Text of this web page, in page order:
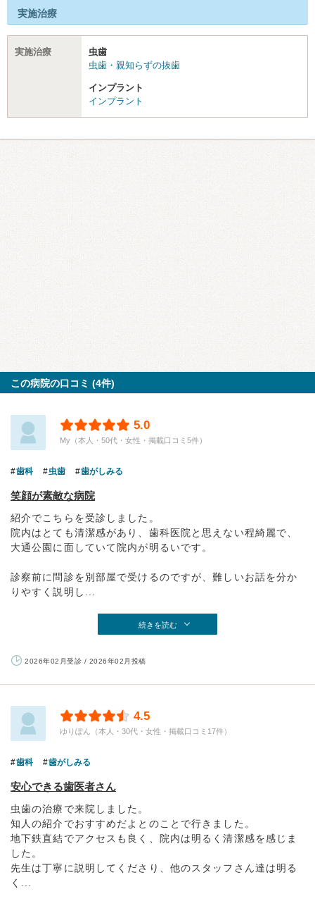
実施治療
実施治療
虫歯
虫歯・親知らずの抜歯
インプラント
インプラント
この病院の口コミ (4件)
5.0
My（本人・50代・女性・掲載口コミ5件）
歯科 虫歯 歯がしみる
笑顔が素敵な病院
紹介でこちらを受診しました。
院内はとても清潔感があり、歯科医院と思えない程綺麗で、
大通公園に面していて院内が明るいです。
診察前に問診を別部屋で受けるのですが、難しいお話を分か
りやすく説明し...
続きを読む
2026年02月受診 / 2026年02月投稿
4.5
ゆりぽん（本人・30代・女性・掲載口コミ17件）
歯科 歯がしみる
安心できる歯医者さん
虫歯の治療で来院しました。
知人の紹介でおすすめだよとのことで行きました。
地下鉄直結でアクセスも良く、院内は明るく清潔感を感じま
した。
先生は丁寧に説明してくださり、他のスタッフさん達は明る
く...